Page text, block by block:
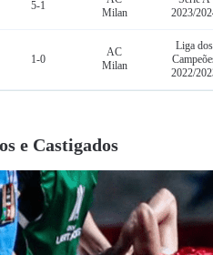
5-1
Milan
2023/
1-0
AC
Milan
Liga dos
2022/
e Castigados